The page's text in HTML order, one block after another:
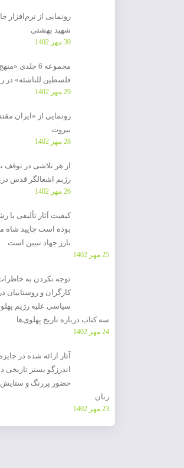
رونمایی از نرم‌افزار
شهید بهشتی
30 مهر 1402
مجموعه 6 جلدی «منهج
فلسطین للناشئه» در
29 مهر 1402
رونمایی از «ایران
بیروت
28 مهر 1402
از هر تلاشی در
رژیم اشغالگر قدس
26 مهر 1402
کیفیت آثار تألیفی با
بوده است چاپید شاه
بارز جهاد تبیین است
25 مهر 1402
توجه نکردن به
کارگران و روستاییان
سیاسی علیه رژیم
سه کتاب درباره تاریخ پهلوی‌ها
24 مهر 1402
آثار ارائه شده در
اندرزگو بستر تاریخی
حضور پررنگ و
زنان
23 مهر 1402